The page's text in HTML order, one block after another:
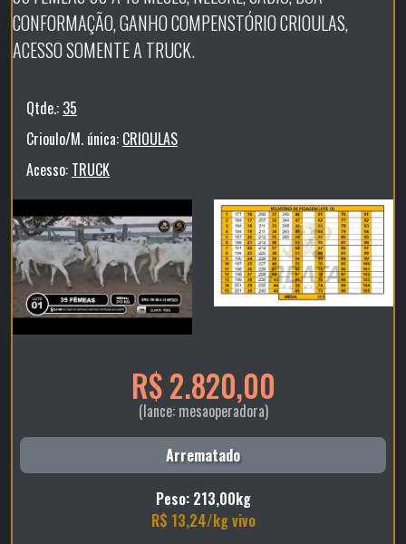
CONFORMAÇÃO, GANHO COMPENSTÓRIO CRIOULAS,
ACESSO SOMENTE A TRUCK.
Qtde.: 35
Crioulo/M. única: CRIOULAS
Acesso: TRUCK
R$ 2.820,00
(lance: mesaoperadora)
Arrematado
Peso: 213,00kg
R$ 13,24/kg vivo